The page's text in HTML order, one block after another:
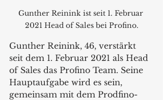
Gunther Reinink ist seit 1. Februar
2021 Head of Sales bei Profino.
Gunther Reinink, 46, verstärkt
seit dem 1. Februar 2021 als Head
of Sales das Profino Team. Seine
Hauptaufgabe wird es sein,
gemeinsam mit dem Prodfino-